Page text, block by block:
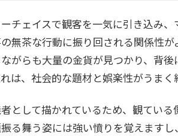
チェイスで観客を一気に引き込み
無茶な行動に振り回される関係性
がらも大量の金貨が見つかり、背
は、社会的な題材と娯楽性がうま
として描かれているため、観ている
る舞う姿には強い憤りを覚えます